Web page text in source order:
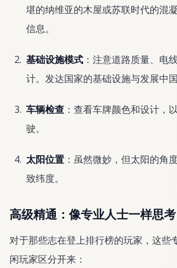
堪的纳维亚的木屋或苏联时代的混
信息。
基础设施模式 ：注意道路质量、电
计。发达国家的基础设施与发展中国
车辆检查 ：查看车牌颜色和设计，
驶。
太阳位置 ：虽然微妙，但太阳的角
致纬度。
高级精通：像专业人士一样思考
对于那些志在登上排行榜的玩家，这些
闲玩家区分开来：